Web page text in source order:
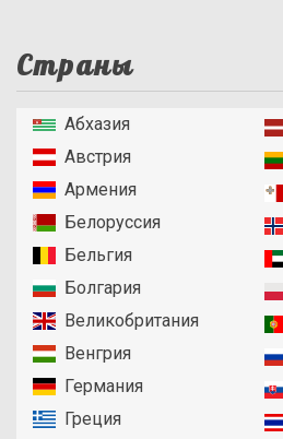
Страны
Абхазия
Австрия
Армения
Белоруссия
Бельгия
Болгария
Великобритания
Венгрия
Германия
Греция